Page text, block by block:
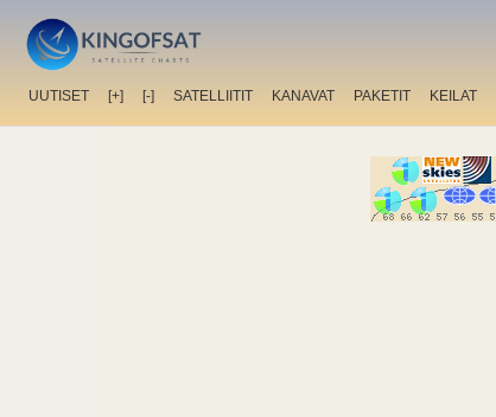
UUTISET [+] [-] SATELLIITIT KANAVAT PAKETIT KEILAT